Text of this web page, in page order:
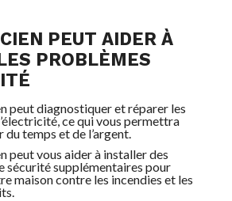
PEUT AIDER À
PROBLÈMES
peut diagnostiquer et réparer les
ce qui vous permettra
du temps et de l’argent.
peut vous aider à installer des
sécurité supplémentaires pour
maison contre les incendies et les